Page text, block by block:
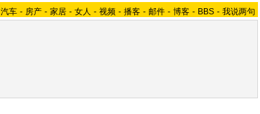
汽车 - 房产 - 家居 - 女人 - 视频 - 播客 - 邮件 - 博客 - BBS - 我说两句